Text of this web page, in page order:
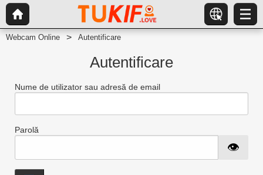
Webcam Online Autentificare
Autentificare
Nume de utilizator sau adresă de email
Parolă